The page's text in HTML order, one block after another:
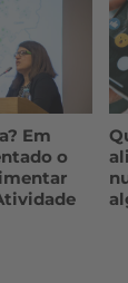
Em
o